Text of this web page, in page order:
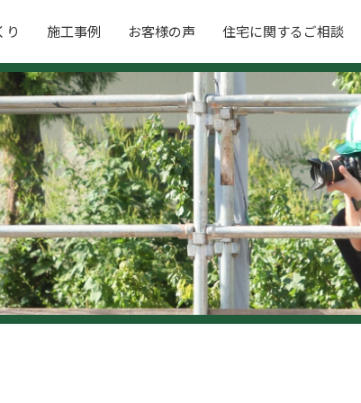
り 施工事例 お客様の声 住宅に関するご相談